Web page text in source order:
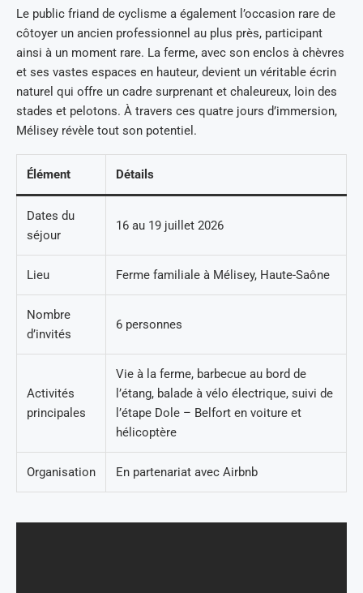
Le public friand de cyclisme a également l’occasion rare de
côtoyer un ancien professionnel au plus près, participant
ainsi à un moment rare. La ferme, avec son enclos à chèvres
et ses vastes espaces en hauteur, devient un véritable écrin
naturel qui offre un cadre surprenant et chaleureux, loin des
stades et pelotons. À travers ces quatre jours d’immersion,
Mélisey révèle tout son potentiel.
Élément Détails
Dates du
séjour
16 au 19 juillet 2026
Lieu Ferme familiale à Mélisey, Haute-Saône
Nombre
d’invités
6 personnes
Activités
principales
Vie à la ferme, barbecue au bord de
l’étang, balade à vélo électrique, suivi de
l’étape Dole – Belfort en voiture et
hélicoptère
Organisation En partenariat avec Airbnb